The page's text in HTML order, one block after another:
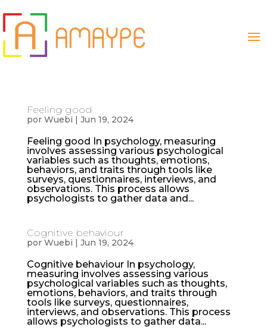
Feeling good
por Wuebi | Jun 19, 2024
Feeling good In psychology, measuring
involves assessing various psychological
variables such as thoughts, emotions,
behaviors, and traits through tools like
surveys, questionnaires, interviews, and
observations. This process allows
psychologists to gather data and...
Cognitive behaviour
por Wuebi | Jun 19, 2024
Cognitive behaviour In psychology,
measuring involves assessing various
psychological variables such as thoughts,
emotions, behaviors, and traits through
tools like surveys, questionnaires,
interviews, and observations. This process
allows psychologists to gather data...